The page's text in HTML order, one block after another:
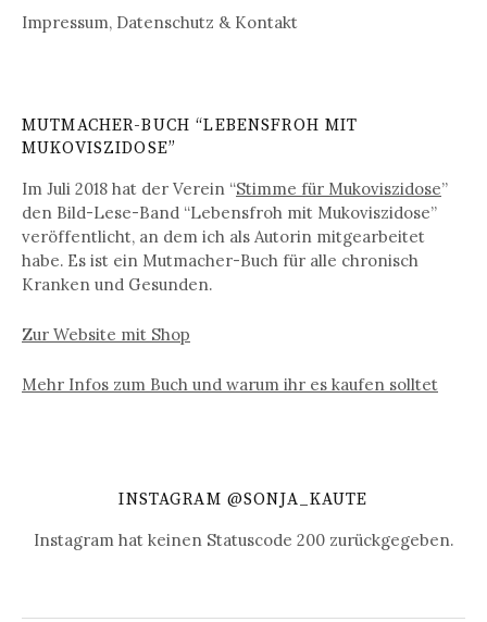
Impressum, Datenschutz & Kontakt
MUTMACHER-BUCH “LEBENSFROH MIT
MUKOVISZIDOSE”
Im Juli 2018 hat der Verein “Stimme für Mukoviszidose”
den Bild-Lese-Band “Lebensfroh mit Mukoviszidose”
veröffentlicht, an dem ich als Autorin mitgearbeitet
habe. Es ist ein Mutmacher-Buch für alle chronisch
Kranken und Gesunden.
Zur Website mit Shop
Mehr Infos zum Buch und warum ihr es kaufen solltet
INSTAGRAM @SONJA_KAUTE
Instagram hat keinen Statuscode 200 zurückgegeben.